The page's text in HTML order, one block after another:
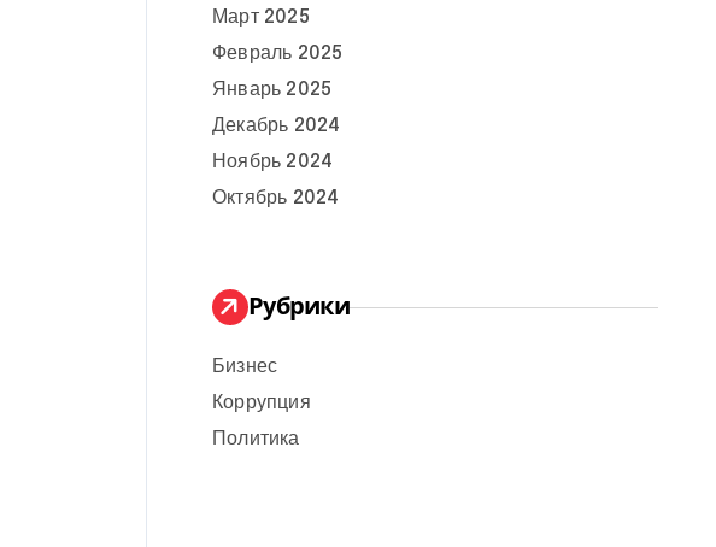
Март 2025
Февраль 2025
Январь 2025
Декабрь 2024
Ноябрь 2024
Октябрь 2024
Рубрики
Бизнес
Коррупция
Политика